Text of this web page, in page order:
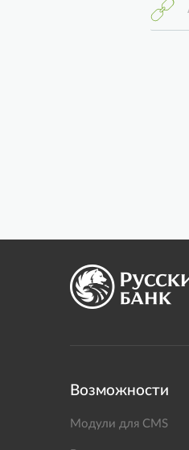
Возможности
Модули для CMS